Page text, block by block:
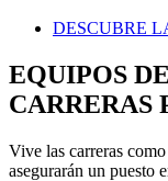
DESCUBRE
EQUIPOS
CARRERAS
Vive las carreras
asegurarán un puesto